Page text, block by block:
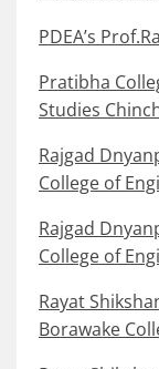
PDEA’s
Pratibha
Studies
Rajgad
College of
Rajgad
College of
Rayat
Borawake